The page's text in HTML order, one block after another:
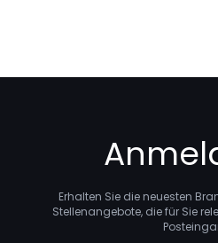
Erhalten Sie die neuesten
Stellenangebote, die für Sie